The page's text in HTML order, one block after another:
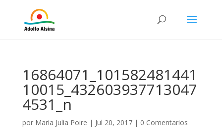
16864071_101582481441
10015_432603937713047
4531_n
por Maria Julia Poire | Jul 20, 2017| 0 Comentarios